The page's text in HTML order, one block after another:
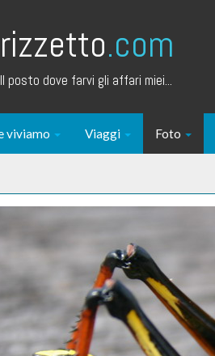
rizzetto.com
Il posto dove farvi gli affari miei...
viviamo Viaggi Foto